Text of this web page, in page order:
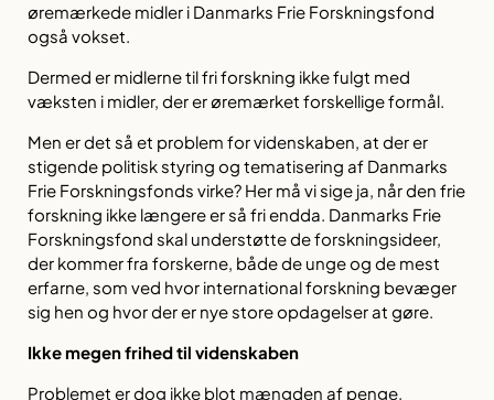
øremærkede midler i Danmarks Frie Forskningsfond
også vokset.
Dermed er midlerne til fri forskning ikke fulgt med
væksten i midler, der er øremærket forskellige formål.
Men er det så et problem for videnskaben, at der er
stigende politisk styring og tematisering af Danmarks
Frie Forskningsfonds virke? Her må vi sige ja, når den frie
forskning ikke længere er så fri endda. Danmarks Frie
Forskningsfond skal understøtte de forskningsideer,
der kommer fra forskerne, både de unge og de mest
erfarne, som ved hvor international forskning bevæger
sig hen og hvor der er nye store opdagelser at gøre.
Ikke megen frihed til videnskaben
Problemet er dog ikke blot mængden af penge.